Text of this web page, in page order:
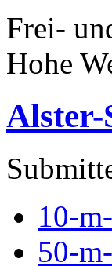
Frei-
Hohe
10-
50-